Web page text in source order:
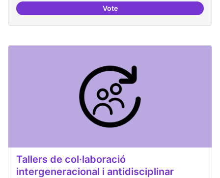
VoteÀrees de formació definides i
Tallers de col·laboració
intergeneracional i antidisciplinar